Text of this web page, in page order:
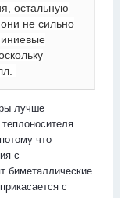
остальную
не сильно
лучше
что
с
биметаллические
с